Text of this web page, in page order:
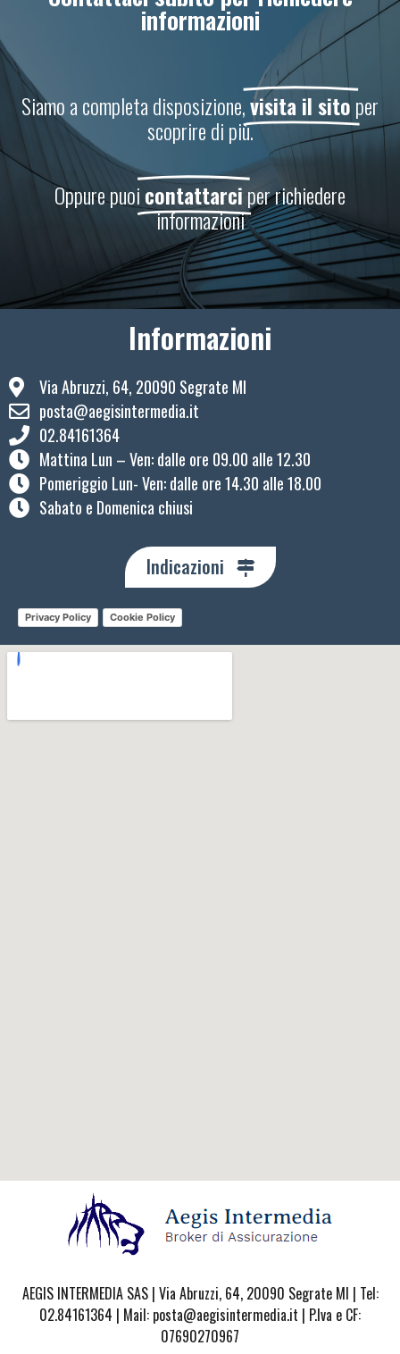
informazioni
Siamo a completa disposizione,visita il sitoper
scoprire di più.
Oppure puoicontattarciper richiedere
informazioni
Informazioni
Via Abruzzi, 64, 20090 Segrate MI
posta@aegisintermedia.it
02.84161364
Mattina Lun – Ven: ​dalle ore 09.00 alle 12.30
Pomeriggio Lun- Ven: dalle ore 14.30 alle 18.00
Sabato e Domenica chiusi
Indicazioni
Privacy Policy Cookie Policy
AEGIS INTERMEDIA SAS | Via Abruzzi, 64, 20090 Segrate MI | Tel:
02.84161364 | Mail: posta@aegisintermedia.it | P.Iva e CF:
07690270967